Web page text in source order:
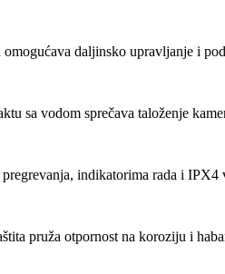
daljinsko upravljanje i
sa vodom sprečava taloženje
indikatorima rada i
pruža otpornost na koroziju i